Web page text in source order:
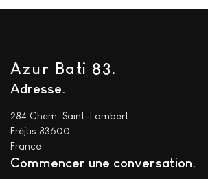
Azur Bati 83.
Adresse
284 Chem. Saint-Lambert
Fréjus 83600
France
Commencer une conversation